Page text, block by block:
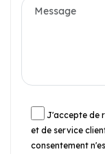
J'accepte de
et de service
consentement